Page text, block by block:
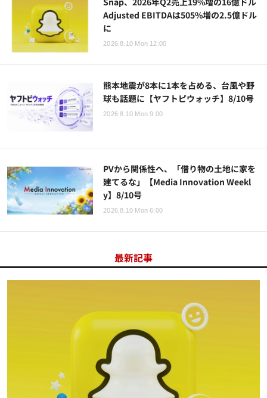
Adjusted EBITDAは505%増の2.5億ドル
に
2026.8.10 Mon 12:00
熊本地震が8本に1本を占める、台風や野
球も話題に【ヤフトピウォッチ】8/10号
2026.8.10 Mon 9:00
PVから関係性へ、「借り物の土地に家を
建てるな」【Media Innovation Weekl
y】8/10号
2026.8.10 Mon 6:00
最新記事